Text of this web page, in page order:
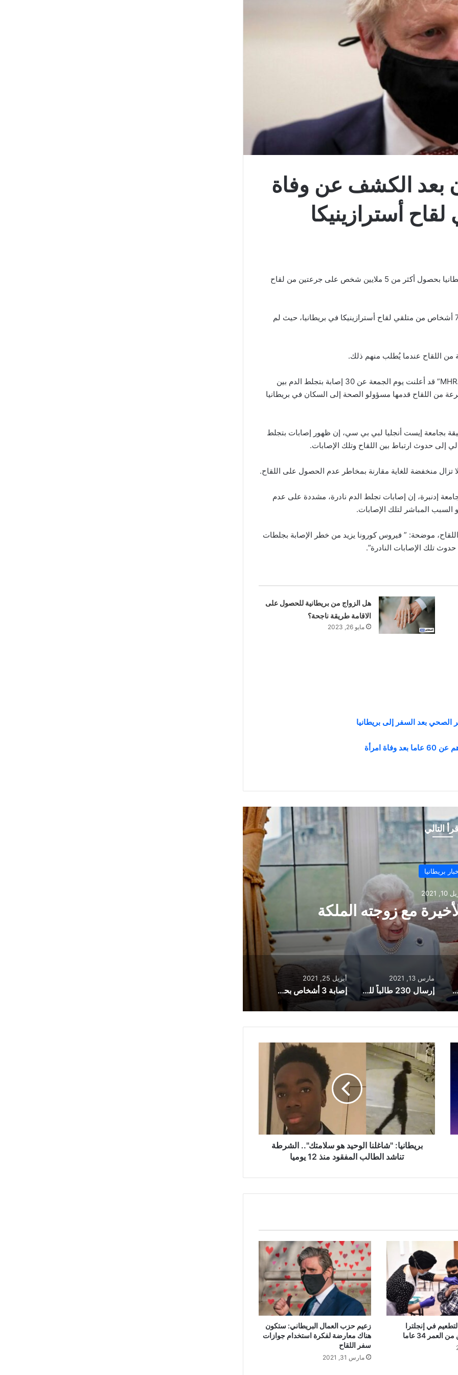
بعد الكشف عن وفاة
– أشاد بوريس جونسون، رئيس وزراء بريطانيا بحصول أكثر من 5 ملايين شخص على جرعتين من لقاح
7 أشخاص من متلقي لقاح أسترازينيكا في بريطانيا، حيث لم
من اللقاح عندما يُطلب منهم ذلك.
وكانت وكالة تنظيم الأدوية ومنتجات الرعاية الصحية “MHRA” قد أعلنت يوم الجمعة عن 30 إصابة بتجلط الدم بين
وذلك من إجمالي 18 مليون جرعة من اللقاح قدمها مسؤولو الصحة إلى السكان في بريطانيا
بجامعة إيست أنجليا لبي بي سي، إن ظهور إصابات بتجلط
إلى حدوث ارتباط بين اللقاح وتلك الإصابات.
تزال منخفضة للغاية مقارنة بمخاطر عدم الحصول على اللقاح.
إدنبرة، إن إصابات تجلط الدم نادرة، مشددة على عدم
المباشر لتلك الإصابات.
موضحة: ” فيروس كورونا يزيد من خطر الإصابة بجلطات
تلك الإصابات النادرة”.
هل الزواج من بريطانية للحصول على
الاقامة طريقة ناجحة؟
مايو 26, 2023
الصحي بعد السفر إلى بريطانيا
امرأة
التالي
بريطانيا
للعزل بعد اكتشاف إصابات بكورونا
بإنجلترا
الأخيرة مع زوجته الملكة
مارس 13, 2021
إرسال 230 طالباً للعزل بعد اكتشاف إصابات بكورونا في مدرسة ثانوية بإنجلترا
أبريل 25, 2021
إصابة 3 أشخاص بحروق خطيرة جراء انفجار في حانة بإنجلترا
بريطانيا:
"شاغلنا
الوحيد
هو
سلامتك"..
الشرطة
تناشد
المفقود
بريطانيا: "شاغلنا الوحيد هو سلامتك".. الشرطة
تناشد الطالب المفقود منذ 12 يوميا
في إنجلترا
34 عاما
زعيم حزب العمال البريطاني: ستكون
هناك معارضة لفكرة استخدام جوازات
سفر اللقاح
مارس 31, 2021